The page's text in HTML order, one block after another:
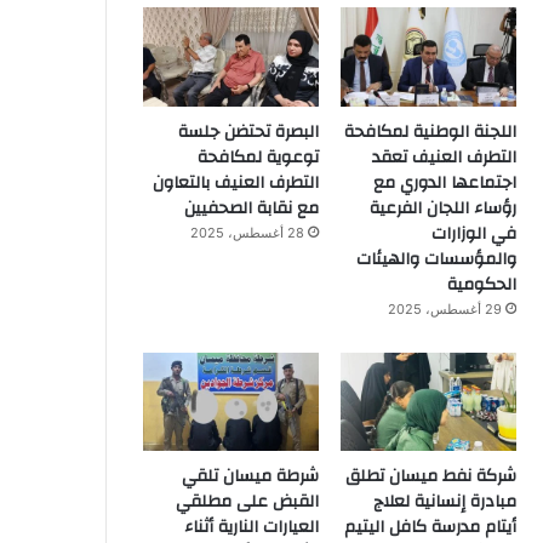
اللجنة الوطنية لمكافحة
التطرف العنيف تعقد
اجتماعها الدوري مع
رؤساء اللجان الفرعية
في الوزارات
والمؤسسات والهيئات
الحكومية
29 أغسطس، 2025
البصرة تحتضن جلسة
توعوية لمكافحة
التطرف العنيف بالتعاون
مع نقابة الصحفيين
28 أغسطس، 2025
شركة نفط ميسان تطلق
مبادرة إنسانية لعلاج
أيتام مدرسة كافل اليتيم
شرطة ميسان تلقي
القبض على مطلقي
العيارات النارية أثناء